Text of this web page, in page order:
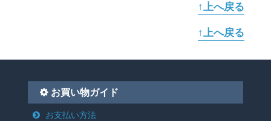
↑上へ戻る
↑上へ戻る
お買い物ガイド
お支払い方法